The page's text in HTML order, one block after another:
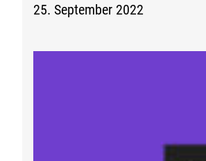
25. September 2022